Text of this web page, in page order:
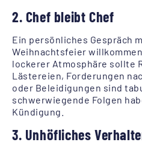
2. Chef bleibt Chef
Ein persönliches Gespräch
Weihnachtsfeier
lockerer Atmosphäre sollte
Lästereien, Forderungen
oder Beleidigungen sind
schwerwiegende Folgen
Kündigung.
3. Unhöfliches